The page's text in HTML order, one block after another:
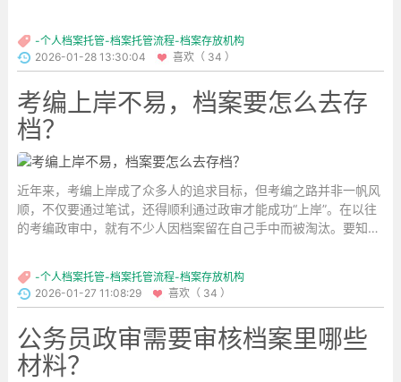
-个人档案托管-档案托管流程-档案存放机构
2026-01-28 13:30:04
喜欢（ 34 ）
考编上岸不易，档案要怎么去存
档？
近年来，考编上岸成了众多人的追求目标，但考编之路并非一帆风
顺，不仅要通过笔试，还得顺利通过政审才能成功“上岸”。在以往
的考编政审中，就有不少人因档案留在自己手中而被淘汰。要知
备考编的朋友们，务必提前做好存档工作。...
-个人档案托管-档案托管流程-档案存放机构
2026-01-27 11:08:29
喜欢（ 34 ）
公务员政审需要审核档案里哪些
材料？